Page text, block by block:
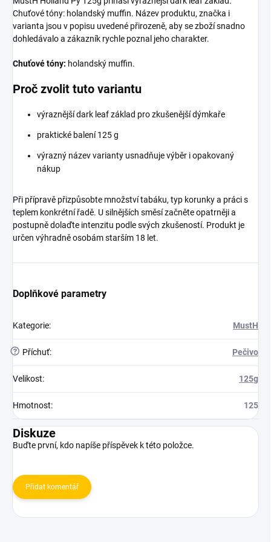
Chuťové tóny: holandský muffin. Název produktu, značka i
varianta jsou v popisu uvedené přirozeně, aby se zboží snadno
dohledávalo a zákazník rychle poznal jeho charakter.
Chuťové tóny: holandský muffin.
Proč zvolit tuto variantu
výraznější dark leaf základ pro zkušenější dýmkaře
praktické balení 125 g
výrazný název varianty usnadňuje výběr i opakovaný
nákup
Při přípravě přizpůsobte množství tabáku, typ korunky a práci s
teplem konkrétní řadě. U silnějších směsí začněte opatrněji a
postupně dolaďte intenzitu podle svých zkušeností. Produkt je
určen výhradně osobám starším 18 let.
Doplňkové parametry
Kategorie: MustH
? Příchuť: Pečivo
Velikost: 125g
Hmotnost: 125
Diskuze
Buďte první, kdo napíše příspěvek k této položce.
Přidat komentář